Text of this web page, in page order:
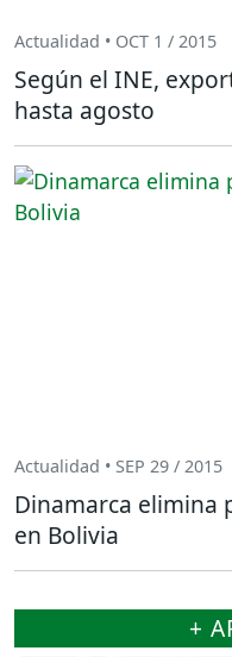
Actualidad • OCT 1 / 2015
Según el INE,
hasta agosto
Actualidad • SEP 29 / 2015
Dinamarca elimina
en Bolivia
+